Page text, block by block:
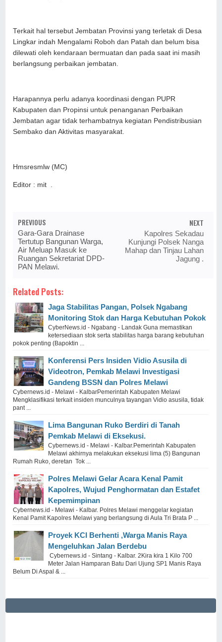
Terkait hal tersebut Jembatan Provinsi yang terletak di Desa
Lingkar indah Mengalami Roboh dan Patah dan belum bisa
dilewati oleh kendaraan bermuatan dan pada saat ini masih
berlangsung perbaikan jembatan.
Harapannya perlu adanya koordinasi dengan PUPR
Kabupaten dan Propinsi untuk penanganan Perbaikan
Jembatan agar tidak terhambatnya kegiatan Pendistribusian
Sembako dan Aktivitas masyarakat.
Hmsresmlw (MC)
Editor : mit .
PREVIOUS
Gara-Gara Drainase
Tertutup Bangunan Warga,
Air Meluap Masuk ke
Ruangan Sekretariat DPD-
PAN Melawi.
NEXT
Kapolres Sekadau
Kunjungi Polsek Nanga
Mahap dan Tinjau Lahan
Jagung .
Related Posts:
Jaga Stabilitas Pangan, Polsek Ngabang
Monitoring Stok dan Harga Kebutuhan Pokok
CyberNews.id - Ngabang - Landak Guna memastikan
ketersediaan stok serta stabilitas harga barang kebutuhan
pokok penting (Bapoktin ...
Konferensi Pers Insiden Vidio Asusila di
Videotron, Pemkab Melawi Investigasi
Gandeng BSSN dan Polres Melawi
Cybernews.id - Melawi - KalbarPemerintah Kabupaten Melawi
Mengklasifikasi terkait insiden munculnya tayangan Vidio asusila, tidak
pant ...
Lima Bangunan Ruko Berdiri di Tanah
Pemkab Melawi di Eksekusi.
Cybernews.id - Melawi - Kalbar.Pemerintah Kabupaten
Melawi akhirnya melakukan eksekusi lima (5) Bangunan
Rumah Ruko, deretan Tok ...
Polres Melawi Gelar Acara Kenal Pamit
Kapolres, Wujud Penghormatan dan Estafet
Kepemimpinan
Cybernews.id - Melawi - Kalbar. Polres Melawi menggelar kegiatan
Kenal Pamit Kapolres Melawi yang berlangsung di Aula Tri Brata P ...
Proyek KCI Berhenti ,Warga Manis Raya
Mengeluhkan Jalan Berdebu
Cybernews.id - Sintang - Kalbar. 2Kira kira 1 Kilo 700
Meter Jalan Hamparan Batu Dari Ujung SP1 Manis Raya
Belum Di Aspal & ...